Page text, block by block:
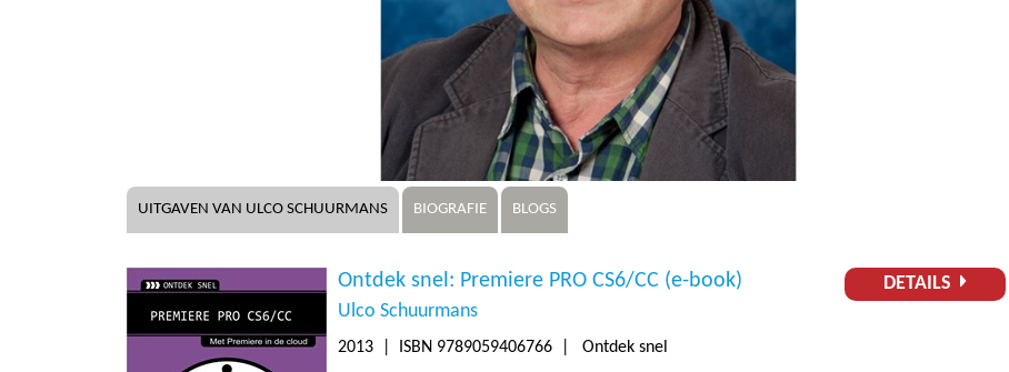
UITGAVEN VAN ULCO SCHUURMANS BIOGRAFIE BLOGS
Ontdek snel: Premiere PRO CS6/CC (e-book)
Ulco Schuurmans
2013 | ISBN 9789059406766 | Ontdek snel
DETAILS